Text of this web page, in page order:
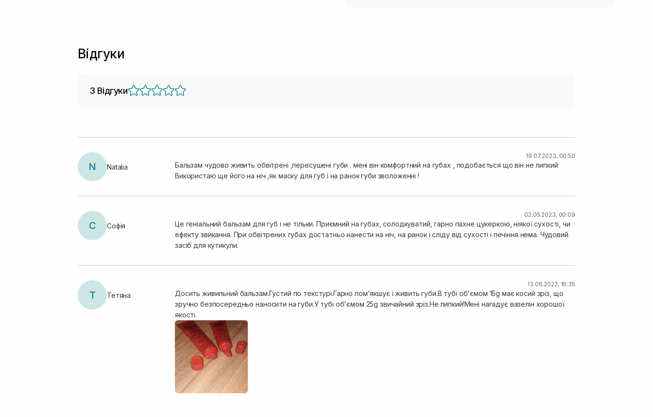
Відгуки
3 Відгуки
N Natalia
19.07.2023, 00:50
Бальзам чудово живить обвітрені ,пересушені губи . мені він комфортний на губах , подобається що він не липкий
Використаю ще його на ніч ,як маску для губ і на ранок губи зволоженні !
С Софія
02.05.2023, 00:09
Це геніальний бальзам для губ і не тільки. Приємний на губах, солодкуватий, гарно пахне цукеркою, ніякої сухості, чи
ефекту звикання. При обвітрених губах достатньо нанести на ніч, на ранок і сліду від сухості і печіння нема. Чудовий
засіб для кутикули.
Т Тетяна
13.06.2022, 16:35
Досить живильний бальзам.Густий по текстурі.Гарно пом'якшує і живить губи.В тубі об'ємом 15g має косий зріз, що
зручно безпосередньо наносити на губи.У тубі об'ємом 25g звичайний зріз.Не липкий!Мені нагадує вазелін хорошої
якості.